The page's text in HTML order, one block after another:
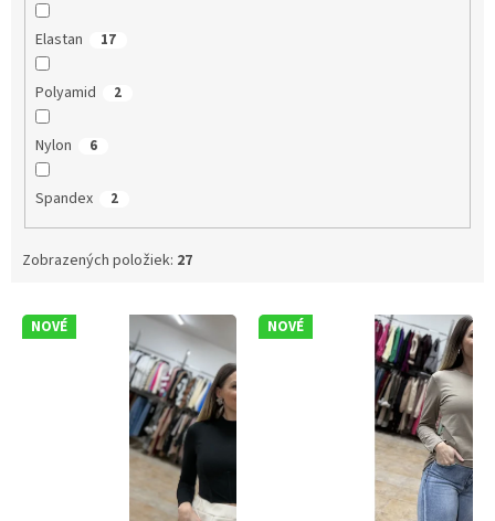
Elastan 17
Polyamid 2
Nylon 6
Spandex 2
Zobrazených položiek: 27
V NOVÉ NOVÉ